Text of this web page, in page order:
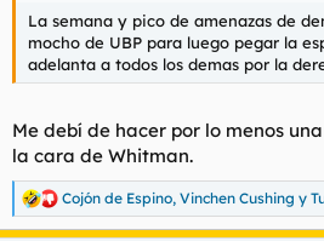
La semana y pico de amenazas de
mocho de UBP para luego pegar la
adelanta a todos los demas por la
Me debí de hacer por lo menos
la cara de Whitman.
R
e
Cojón de Espino, Vinchen Cushing y